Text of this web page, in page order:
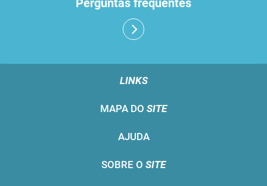
Perguntas frequentes
LINKS
MAPA DO SITE
AJUDA
SOBRE O SITE